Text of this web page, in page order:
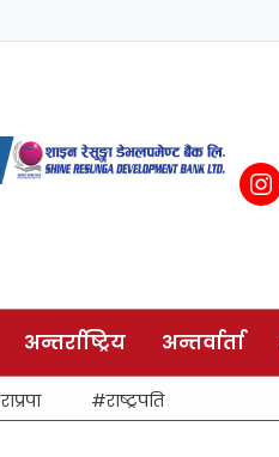
अन्तर्राष्ट्रिय अन्तर्वार्ता
राप्रपा राष्ट्रपति